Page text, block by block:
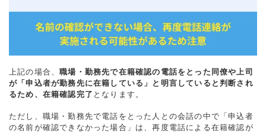
上記の場合、職場・勤務先で在籍確認の電話をとった同僚や上司
が「申込者が勤務先に在籍している」と明言していると判断され
るため、在籍確認完了 となります。
ただし、職場・勤務先で電話をとった人との会話の中で「申込者
の名前が確認できなかった場合」は、再度電話による在籍確認が